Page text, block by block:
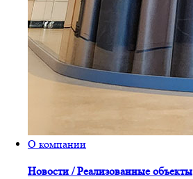
О компании
Новости / Реализованные объекты